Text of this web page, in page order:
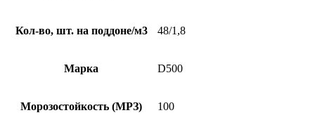
Кол-во, шт. на поддоне/м3 48/1,8
Марка D500
Морозостойкость (МРЗ) 100